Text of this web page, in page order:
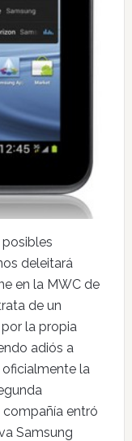
deleitará
en la MWC de
de un
la propia
adiós a
la
entró
Samsung